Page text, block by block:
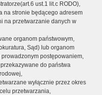
ust.1 lit.c RODO),
na stronie będącego adresem
na przetwarzanie danych w
organom państwowym,
Sąd) lub organom
postępowaniem,
do państwa
wyłącznie przez okres
przetwarzania,